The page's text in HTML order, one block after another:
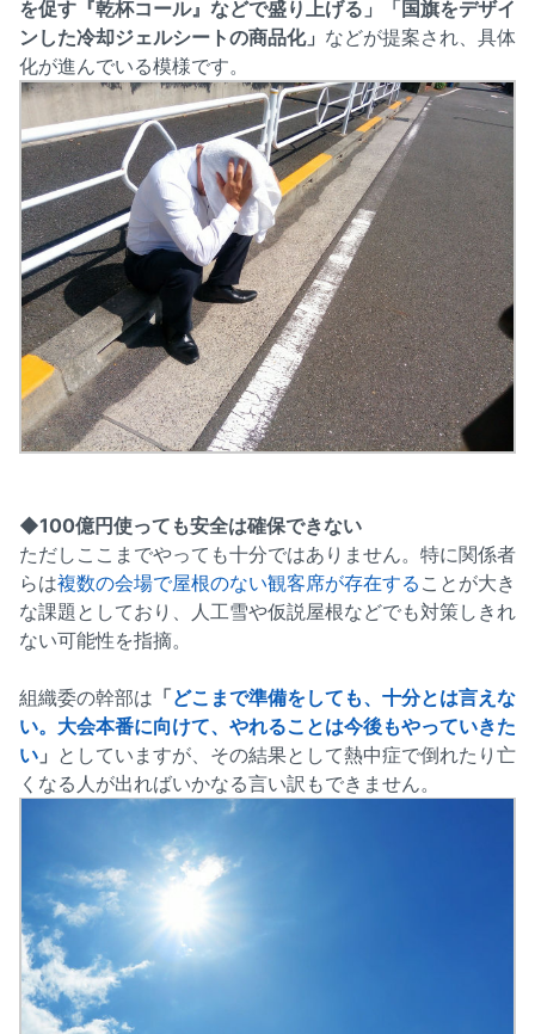
を促す『乾杯コール』などで盛り上げる」「国旗をデザイ
ンした冷却ジェルシートの商品化」 などが提案され、具体
化が進んでいる模様です。
◆100億円使っても安全は確保できない
ただしここまでやっても十分ではありません。特に関係者
らは複数の会場で屋根のない観客席が存在する ことが大き
な課題としており、人工雪や仮説屋根などでも対策しきれ
ない可能性を指摘。
組織委の幹部は 「どこまで準備をしても、十分とは言えな
い。大会本番に向けて、やれることは今後もやっていきた
い 」 としていますが、その結果として熱中症で倒れたり亡
くなる人が出ればいかなる言い訳もできません。